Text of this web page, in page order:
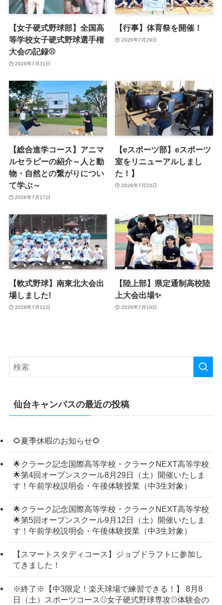
【女子硬式野球部】全国高
等学校女子硬式野球選手権
大会の記録⚾
2026年7月31日
【行事】体育祭を開催！
2026年7月29日
【総合進学コース】アニマ
ルセラピーの紹介～人と動
物・自然との繋がりについ
て学ぶ～
2026年7月27日
【eスポーツ部】eスポーツ
室をリニューアルしまし
た！】
2026年7月23日
【軟式野球】南東北大会出
場しました!
2026年7月21日
【陸上部】県定通制高校陸
上大会出場✨
2026年7月19日
仙台キャンパスの最近の投稿
🌻夏季休暇のお知らせ🌻
🌟クラーク記念国際高等学校・クラークNEXT高等学校
🌟第4回オープンスクール8月29日（土）開催いたしま
す！午前学校説明会・午後体験授業（中3生対象）
🌟クラーク記念国際高等学校・クラークNEXT高等学校
🌟第5回オープンスクール9月12日（土）開催いたしま
す！午前学校説明会・午後体験授業（中3生対象）
【スマートスタディコース】ジョブドラフトに参加し
てきました！
※終了※【中3限定！楽天球場で練習できる！】 8月8
日（土）スポーツコース⚾女子硬式野球専攻⚾体験会の